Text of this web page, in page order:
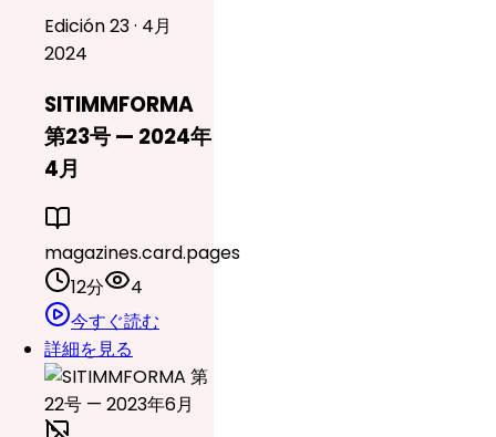
Edición 23 · 4月
2024
SITIMMFORMA
第23号 — 2024年
4月
magazines.card.pages
12分
4
今すぐ読む
詳細を見る